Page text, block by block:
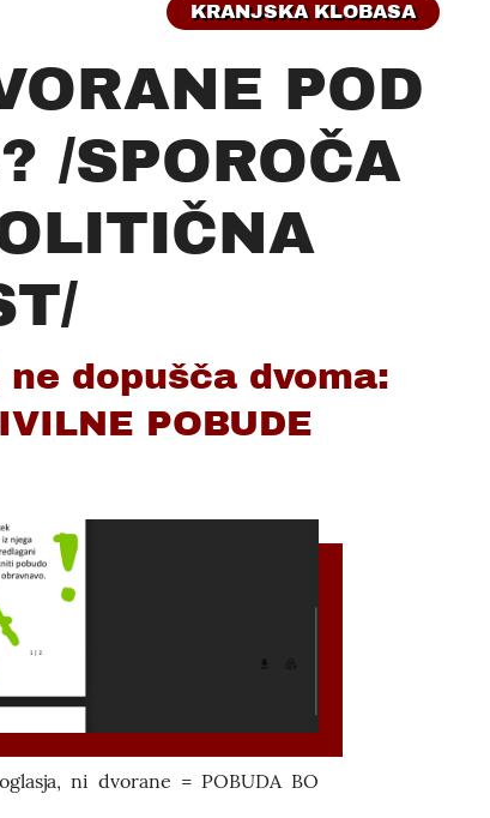
KRANJSKA KLOBASA
POD
/SPOROČA
dopušča dvoma:
POBUDE
ni dvorane = POBUDA BO